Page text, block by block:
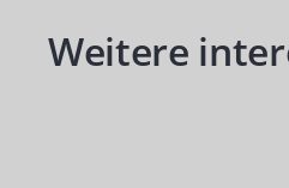
Produktgalerie überspringen
Weitere